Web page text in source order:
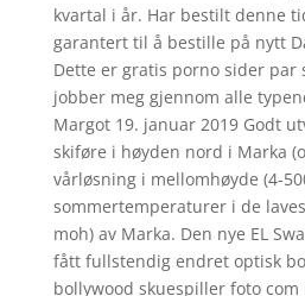
kvartal i år. Har bestilt denne
garantert til å bestille på nytt
Dette er gratis porno sider par
jobber meg gjennom alle
Margot 19. januar 2019 Godt
skiføre i høyden nord i Marka
vårløsning i mellomhøyde (4-
sommertemperaturer i de
moh) av Marka. Den nye EL
fått fullstendig endret optisk
bollywood skuespiller foto com